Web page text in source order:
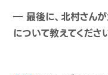
― 最後に、北村さんが
について教えてくださ